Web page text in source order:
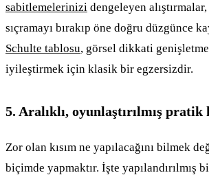
sabitlemelerinizi dengeleyen
sıçramayı bırakıp öne doğru düzgünce
Schulte tablosu, görsel dikkati
iyileştirmek için klasik bir egzersizdir.
5. Aralıklı, oyunlaştırılmış pratik
Zor olan kısım ne yapılacağını bilmek
biçimde yapmaktır. İşte yapılandırılmış